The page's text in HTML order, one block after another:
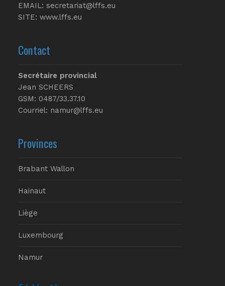
EMAIL: secretariat@lffs.eu
SITE: www.lffs.eu
Contact
Secrétaire provincial
Jean SCHEERS
GSM: 0487/33.37.10
Courriel: namur@lffs.eu
Provinces
Brabant Wallon
Hainaut
Liège
Luxembourg
Namur